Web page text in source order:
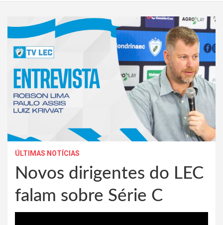
ÚLTIMAS NOTÍCIAS
Novos dirigentes do LEC
falam sobre Série C